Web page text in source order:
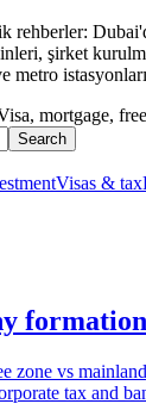
rehberler:
şirket
metro
mortgage,
Search
Visas & tax
zone vs
tax and